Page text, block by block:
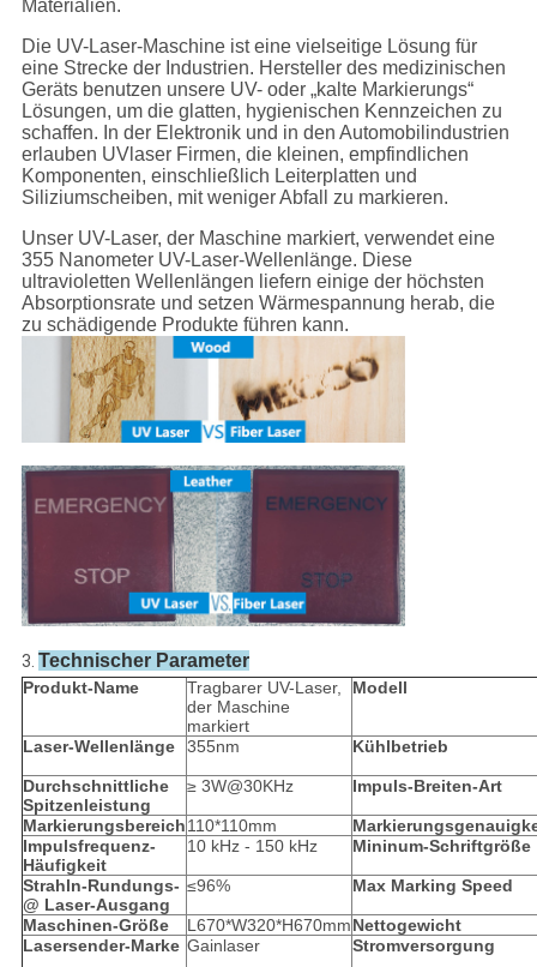
Materialien.
Die UV-Laser-Maschine ist eine vielseitige Lösung für
eine Strecke der Industrien. Hersteller des medizinischen
Geräts benutzen unsere UV- oder „kalte Markierungs“
Lösungen, um die glatten, hygienischen Kennzeichen zu
schaffen. In der Elektronik und in den Automobilindustrien
erlauben UVlaser Firmen, die kleinen, empfindlichen
Komponenten, einschließlich Leiterplatten und
Siliziumscheiben, mit weniger Abfall zu markieren.
Unser UV-Laser, der Maschine markiert, verwendet eine
355 Nanometer UV-Laser-Wellenlänge. Diese
ultravioletten Wellenlängen liefern einige der höchsten
Absorptionsrate und setzen Wärmespannung herab, die
zu schädigende Produkte führen kann.
3. Technischer Parameter
Produkt-Name
Tragbarer UV-Laser,
der Maschine
markiert
Modell
Laser-Wellenlänge 355nm Kühlbetrieb
Durchschnittliche
Spitzenleistung
≥ 3W@30KHz Impuls-Breiten-Art
Markierungsbereich110*110mm
Impulsfrequenz-
Häufigkeit
10 kHz - 150 kHz Mininum-Schriftgröße
Strahln-Rundungs-
@ Laser-Ausgang
≤96% Max Marking Speed
Maschinen-Größe L670*W320*H670mmNettogewicht
Lasersender-Marke Gainlaser Stromversorgung